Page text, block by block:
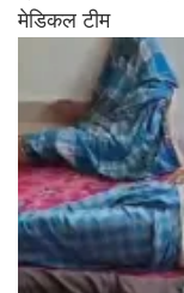
मेडिकल टीम